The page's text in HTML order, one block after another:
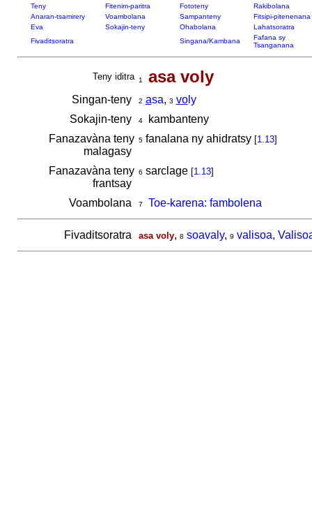
Teny Fitenim-paritra Fototeny
Rakibolana
Anaran-tsamirery
Voambolana Sampanteny
Fitsipi-pitenenana
Eva
Sokajin-teny Ohabolana
Lahatsoratra
Fivaditsoratra
Singana/Kambana
Fafana sy
Tsanganana
Teny iditra 1 asa voly
Singan-teny 2 asa, 3 voly
Sokajin-teny
4kambanteny
Fanazavàna teny
malagasy
5fanalana ny ahidratsy [1.13]
Fanazavàna teny
frantsay
6 sarclage [1.13]
Voambolana 7 Toe-karena: fambolena
Fivaditsoratra asa voly, 8 soavaly, 9 valisoa,